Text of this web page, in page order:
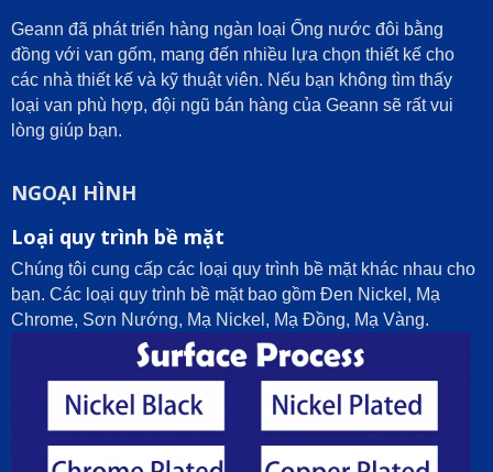
Geann đã phát triển hàng ngàn loại Ống nước đôi bằng
đồng với van gốm, mang đến nhiều lựa chọn thiết kế cho
các nhà thiết kế và kỹ thuật viên. Nếu bạn không tìm thấy
loại van phù hợp, đội ngũ bán hàng của Geann sẽ rất vui
lòng giúp bạn.
NGOẠI HÌNH
Loại quy trình bề mặt
Chúng tôi cung cấp các loại quy trình bề mặt khác nhau cho
bạn. Các loại quy trình bề mặt bao gồm Đen Nickel, Mạ
Chrome, Sơn Nướng, Mạ Nickel, Mạ Đồng, Mạ Vàng.